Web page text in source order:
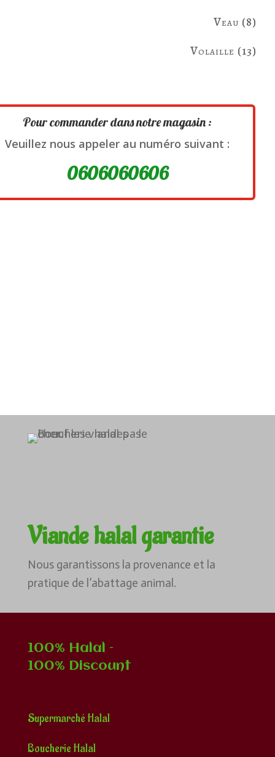
Veau 88
Volaille 1313
Pour commander dans notre magasin :
Veuillez nous appeler au numéro suivant :
0606060606
Viande halal garantie
Nous garantissons la provenance et la
pratique de l’abattage animal.
100% Halal –
100% Discount
Supermarché Halal
Boucherie Halal